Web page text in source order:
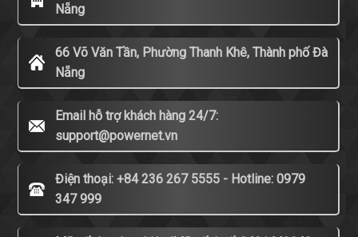
Nẵng
66 Võ Văn Tần, Phường Thanh Khê, Thành phố Đà
Nẵng
Email hỗ trợ khách hàng 24/7:
support@powernet.vn
Điện thoại: +84 236 267 5555 - Hotline: 0979
347 999